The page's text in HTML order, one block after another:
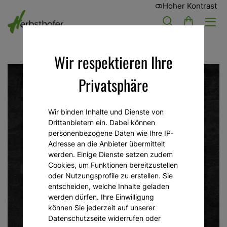
Hoher Kontrast
Wir respektieren Ihre
Privatsphäre
Wir binden Inhalte und Dienste von
Drittanbietern ein. Dabei können
personenbezogene Daten wie Ihre IP-
Adresse an die Anbieter übermittelt
werden. Einige Dienste setzen zudem
Cookies, um Funktionen bereitzustellen
oder Nutzungsprofile zu erstellen. Sie
entscheiden, welche Inhalte geladen
werden dürfen. Ihre Einwilligung
können Sie jederzeit auf unserer
Datenschutzseite widerrufen oder